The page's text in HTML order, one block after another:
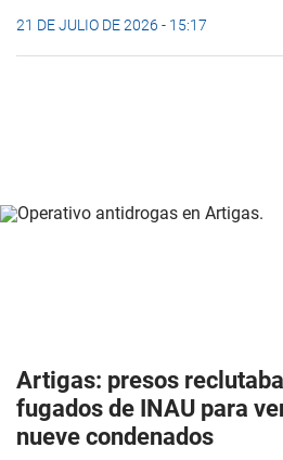
21 DE JULIO DE 2026 - 15:17
Artigas: presos
fugados de INAU para
nueve condenados